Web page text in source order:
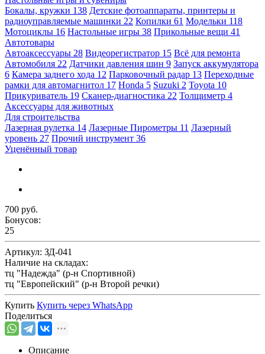
Бокалы, кружки 138 Детские фотоаппараты, принтеры и
радиоуправляемые машинки 22 Копилки 61 Модельки 118
Мотоциклы 16 Настольные игры 38 Прикольные вещи 41
Автотовары
Автоаксессуары 28 Видеорегистратор 15 Всё для ремонта
Автомобиля 22 Датчики давления шин 9 Запуск аккумулятора
6 Камера заднего хода 12 Парковочный радар 13 Переходные
рамки для автомагнитол 17 Honda 5 Suzuki 2 Toyota 10
Прикуриватель 19 Сканер-диагностика 22 Толщиметр 4
Аксессуары для животных
Для строительства
Лазерная рулетка 14 Лазерные Пирометры 11 Лазерный
уровень 27 Прочий инструмент 36
Уценённый товар
700 руб.
Бонусов:
25
Артикул: ЗД-041
Наличие на складах:
тц "Надежда" (р-н Спортивной)
тц "Европейский" (р-н Второй речки)
Купить Купить через WhatsApp
Поделиться
Описание